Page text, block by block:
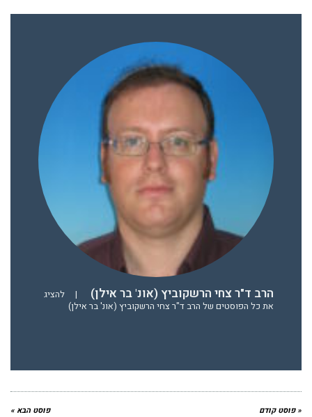
הרב ד"ר צחי הרשקוביץ (אונ' בר אילן) |
להציג
את כל הפוסטים של הרב ד"ר צחי הרשקוביץ (אונ' בר אילן)
« פוסט קודם פוסט הבא »